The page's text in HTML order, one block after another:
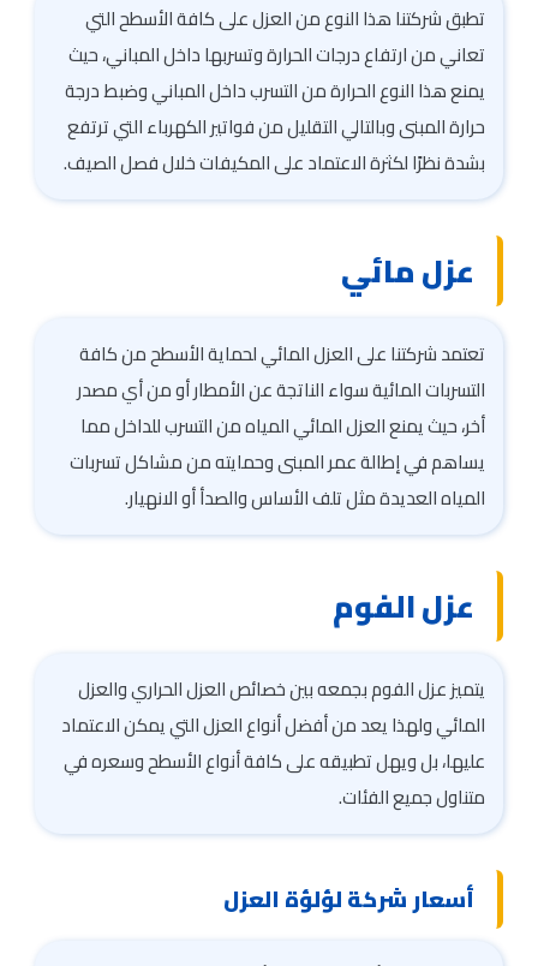
تطبق شركتنا هذا النوع من العزل على كافة الأسطح التي
تعاني من ارتفاع درجات الحرارة وتسربها داخل المباني، حيث
يمنع هذا النوع الحرارة من التسرب داخل المباني وضبط درجة
حرارة المبنى وبالتالي التقليل من فواتير الكهرباء التي ترتفع
بشدة نظرًا لكثرة الاعتماد على المكيفات خلال فصل الصيف.
عزل مائي
تعتمد شركتنا على العزل المائي لحماية الأسطح من كافة
التسربات المائية سواء الناتجة عن الأمطار أو من أي مصدر
أخر، حيث يمنع العزل المائي المياه من التسرب للداخل مما
يساهم في إطالة عمر المبنى وحمايته من مشاكل تسربات
المياه العديدة مثل تلف الأساس والصدأ أو الانهيار.
عزل الفوم
يتميز عزل الفوم بجمعه بين خصائص العزل الحراري والعزل
المائي ولهذا يعد من أفضل أنواع العزل التي يمكن الاعتماد
عليها، بل ويهل تطبيقه على كافة أنواع الأسطح وسعره في
متناول جميع الفئات.
أسعار شركة لؤلؤة العزل